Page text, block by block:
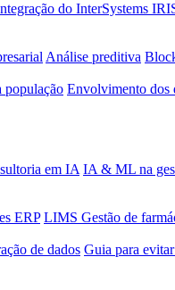
do InterSystems
Análise preditiva
população Envolvimento dos
em IA IA & ML na
ERP LIMS Gestão de
de dados Guia para